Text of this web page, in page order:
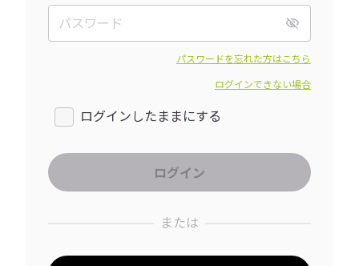
パスワードを忘れた方はこちら
ログインできない場合
ログインしたままにする
または